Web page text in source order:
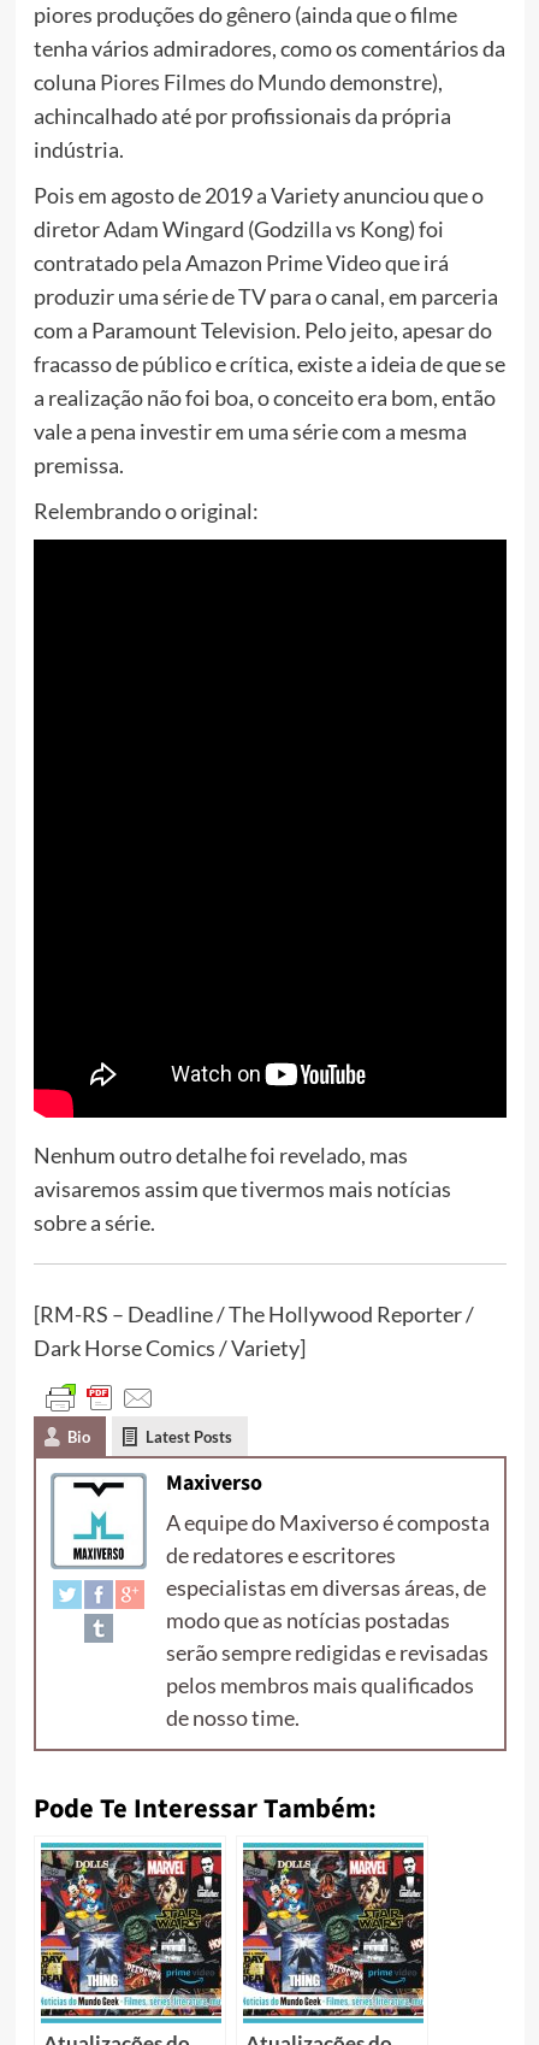
piores produções do gênero (ainda que o filme
tenha vários admiradores, como os comentários da
coluna Piores Filmes do Mundodemonstre),
achincalhado até por profissionais da própria
indústria.
Pois em agosto de 2019 a Variety anunciou que o
diretor Adam Wingard (Godzilla vs Kong) foi
contratado pela Amazon Prime Video que irá
produzir uma série de TV para o canal, em parceria
com a Paramount Television. Pelo jeito, apesar do
fracasso de público e crítica, existe a ideia de que se
a realização não foi boa, o conceito era bom, então
vale a pena investir em uma série com a mesma
premissa.
Relembrando o original:
Nenhum outro detalhe foi revelado, mas
avisaremos assim que tivermos mais notícias
sobre a série.
[RM-RS – Deadline / The Hollywood Reporter /
Dark Horse Comics / Variety]
Bio Latest Posts
Maxiverso
A equipe do Maxiverso é composta
de redatores e escritores
especialistas em diversas áreas, de
modo que as notícias postadas
serão sempre redigidas e revisadas
pelos membros mais qualificados
de nosso time.
Pode Te Interessar Também: